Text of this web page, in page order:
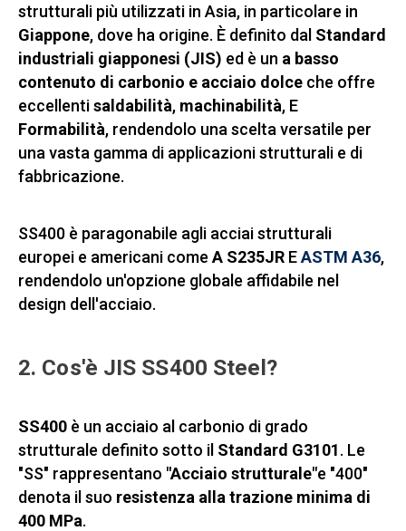
strutturali più utilizzati in Asia, in particolare in
Giappone, dove ha origine. È definito dal Standard
industriali giapponesi (JIS) ed è un a basso
contenuto di carbonio e acciaio dolce che offre
eccellentisaldabilità, machinabilità, E
Formabilità, rendendolo una scelta versatile per
una vasta gamma di applicazioni strutturali e di
fabbricazione.
SS400 è paragonabile agli acciai strutturali
europei e americani come A S235JR EASTM A36,
rendendolo un'opzione globale affidabile nel
design dell'acciaio.
2. Cos'è JIS SS400 Steel?
SS400 è un acciaio al carbonio di grado
strutturale definito sotto il Standard G3101. Le
"SS" rappresentano "Acciaio strutturale"e "400"
denota il suo resistenza alla trazione minima di
400 MPa.